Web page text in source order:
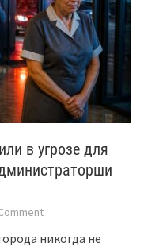
в угрозе для
никогда не